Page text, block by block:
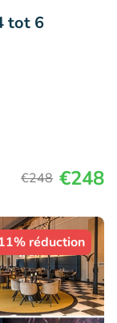
tot 6
€248 €248
réduction